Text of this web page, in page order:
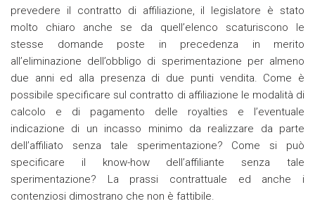
prevedere il contratto di affiliazione, il legislatore è stato
molto chiaro anche se da quell’elenco scaturiscono le
stesse domande poste in precedenza in merito
all’eliminazione dell’obbligo di sperimentazione per almeno
due anni ed alla presenza di due punti vendita. Come è
possibile specificare sul contratto di affiliazione le modalità di
calcolo e di pagamento delle royalties e l’eventuale
indicazione di un incasso minimo da realizzare da parte
dell’affiliato senza tale sperimentazione? Come si può
specificare il know-how dell’affiliante senza tale
sperimentazione? La prassi contrattuale ed anche i
contenziosi dimostrano che non è fattibile.